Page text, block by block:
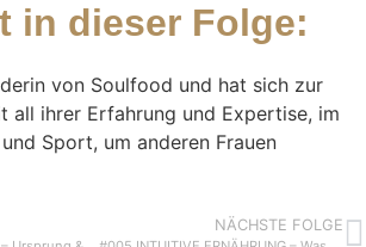
in dieser Folge:
von Soulfood und hat sich zur
all ihrer Erfahrung und Expertise, im
Sport, um anderen Frauen
NÄCHSTE FOLGE